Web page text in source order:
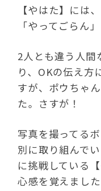
【やはた】には
「やってごらん」
2人とも違う人間
り、OKの伝え方
すが、ポウちゃ
た。さすが！
写真を撮ってる
別に取り組んで
に挑戦している
心感を覚えました